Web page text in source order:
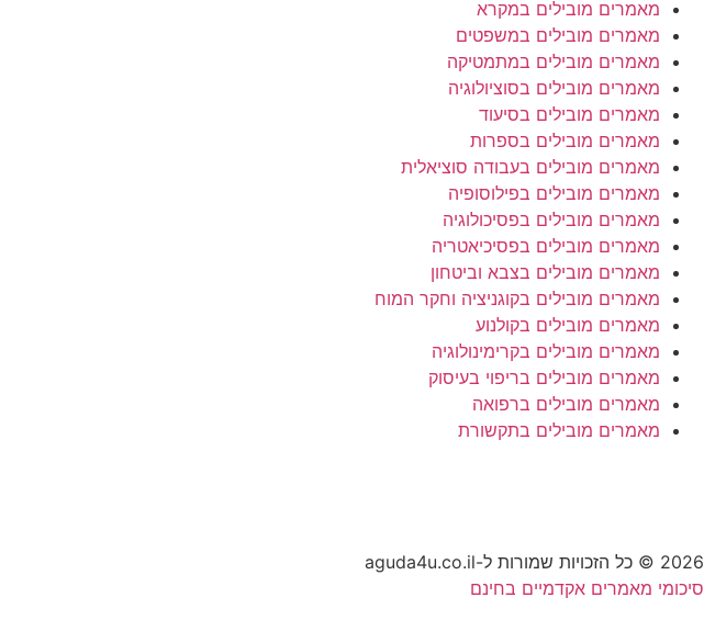
מאמרים מובילים במקרא
מאמרים מובילים במשפטים
מאמרים מובילים במתמטיקה
מאמרים מובילים בסוציולוגיה
מאמרים מובילים בסיעוד
מאמרים מובילים בספרות
מאמרים מובילים בעבודה סוציאלית
מאמרים מובילים בפילוסופיה
מאמרים מובילים בפסיכולוגיה
מאמרים מובילים בפסיכיאטריה
מאמרים מובילים בצבא וביטחון
מאמרים מובילים בקוגניציה וחקר המוח
מאמרים מובילים בקולנוע
מאמרים מובילים בקרימינולוגיה
מאמרים מובילים בריפוי בעיסוק
מאמרים מובילים ברפואה
מאמרים מובילים בתקשורת
2026 © כל הזכויות שמורות ל-aguda4u.co.il
סיכומי מאמרים אקדמיים בחינם